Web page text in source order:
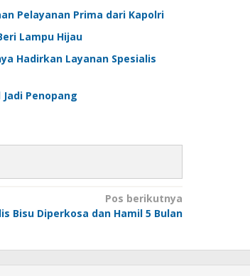
Pelayanan Prima dari Kapolri
Lampu Hijau
Hadirkan Layanan Spesialis
Penopang
Pos berikutnya
Bisu Diperkosa dan Hamil 5 Bulan